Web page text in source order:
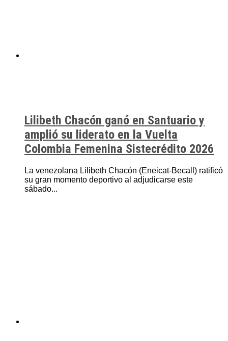
Lilibeth Chacón ganó en Santuario y
amplió su liderato en la Vuelta
Colombia Femenina Sistecrédito 2026
La venezolana Lilibeth Chacón (Eneicat-Becall) ratificó
su gran momento deportivo al adjudicarse este
sábado...